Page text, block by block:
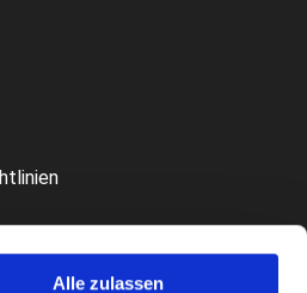
Alle zulassen